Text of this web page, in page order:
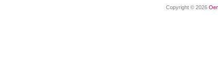
Copyright © 2026